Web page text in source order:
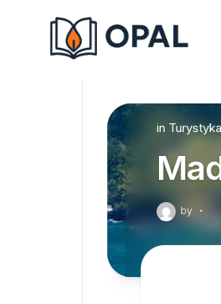
in Turystyka
by ·